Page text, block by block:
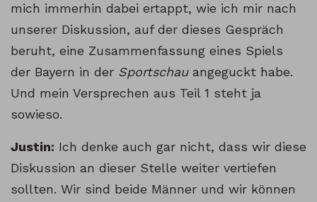
mich immerhin dabei ertappt, wie ich mir nach
unserer Diskussion, auf der dieses Gespräch
beruht, eine Zusammenfassung eines Spiels
der Bayern in der Sportschauangeguckt habe.
Und mein Versprechen aus Teil 1 steht ja
sowieso.
Justin: Ich denke auch gar nicht, dass wir diese
Diskussion an dieser Stelle weiter vertiefen
sollten. Wir sind beide Männer und wir können